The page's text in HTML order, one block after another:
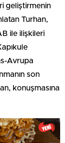
geliştirmenin
Turhan,
ile ilişkileri
Avrupa
son
konuşmasına